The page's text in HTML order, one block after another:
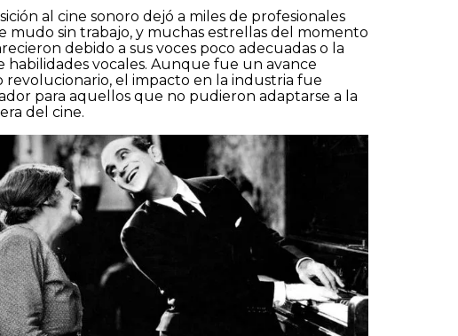
al cine sonoro dejó a miles de profesionales
mudo sin trabajo, y muchas estrellas del momento
debido a sus voces poco adecuadas o la
habilidades vocales. Aunque fue un avance
revolucionario, el impacto en la industria fue
para aquellos que no pudieron adaptarse a la
del cine.